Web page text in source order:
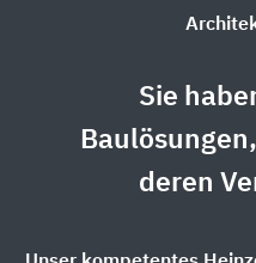
Sie
deren